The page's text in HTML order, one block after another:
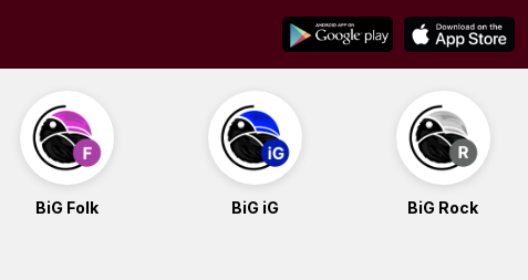
BiG Folk BiG iG BiG Rock